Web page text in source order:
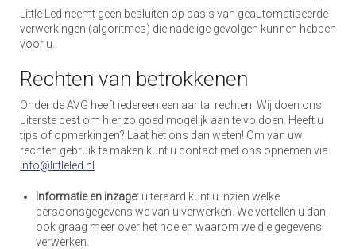
Little Led neemt geen besluiten op basis van geautomatiseerde
verwerkingen (algoritmes) die nadelige gevolgen kunnen hebben
voor u.
Rechten van betrokkenen
Onder de AVG heeft iedereen een aantal rechten. Wij doen ons
uiterste best om hier zo goed mogelijk aan te voldoen. Heeft u
tips of opmerkingen? Laat het ons dan weten! Om van uw
rechten gebruik te maken kunt u contact met ons opnemen via
info@littleled.nl
Informatie en inzage: uiteraard kunt u inzien welke
persoonsgegevens we van u verwerken. We vertellen u dan
ook graag meer over het hoe en waarom we die gegevens
verwerken.